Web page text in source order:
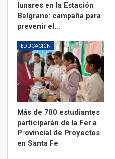
lunares en la Estación
Belgrano: campaña para
prevenir el…
EDUCACIÓN
Más de 700 estudiantes
participarán de la Feria
Provincial de Proyectos
en Santa Fe